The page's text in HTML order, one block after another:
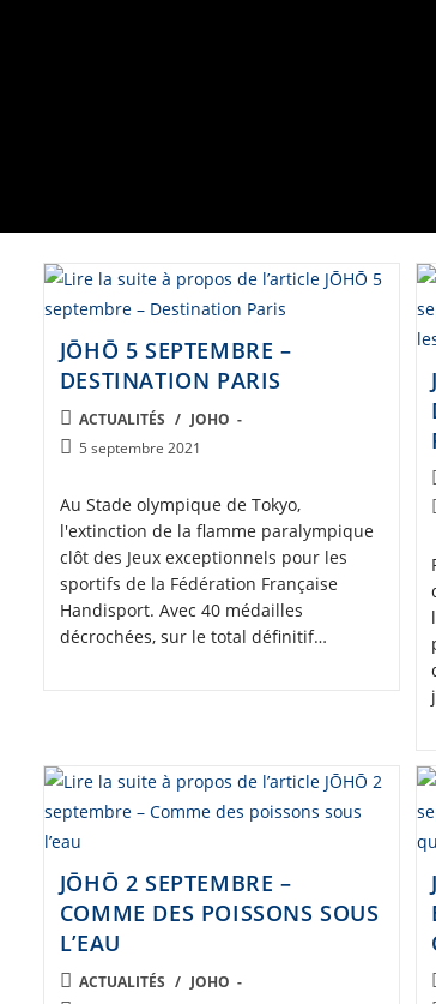
JŌHŌ 5 SEPTEMBRE –
DESTINATION PARIS
POST
CATEGORY:
ACTUALITÉS / JOHO
Post5 septembre 2021
Au Stade olympique de Tokyo,
l'extinction de la flamme paralympique
clôt des Jeux exceptionnels pour les
sportifs de la Fédération Française
Handisport. Avec 40 médailles
décrochées, sur le total définitif…
JŌHŌ 2 SEPTEMBRE –
COMME DES POISSONS SOUS
L’EAU
POSTACTUALITÉS / JOHO